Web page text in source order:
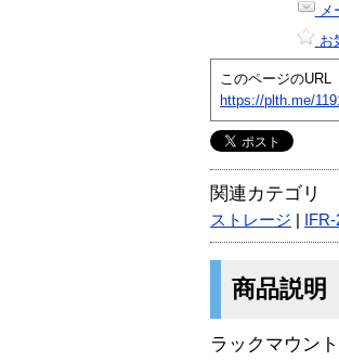
メ
お
このページのURL
https://plth.me/
関連カテゴリ
ストレージ
商品説明
ラックマウン